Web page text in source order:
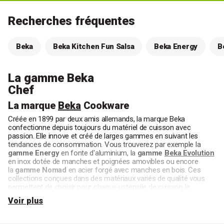
Recherches fréquentes
Beka Beka Kitchen Fun Salsa Beka Energy
La gamme Beka
Chef
La marque BekaCookware
Créée en 1899 par deux amis allemands, la marque Beka
confectionne depuis toujours du matériel de cuisson avec
passion. Elle innove et créé de larges gammes en suivant les
tendances de consommation. Vous trouverez par exemple la
gamme Energyen fonte d'aluminium, la gamme Beka Evolution
en inox dotée de manches et poignées amovibles ou encore
la gamme Nomad en acier forgé avec manches en bois. Ces
collections conçues dans des matériaux variés de qualité vous
permettent de choisir pour chaque ustensile de cuisson le
matériel qui vous plait.
Voir plus